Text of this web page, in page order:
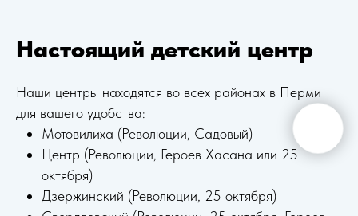
Настоящий детский центр
Наши центры находятся во всех районах в Перми
для вашего удобства:
Мотовилиха (Революции, Садовый)
Центр (Революции, Героев Хасана или 25
октября)
Дзержинский (Революции, 25 октября)